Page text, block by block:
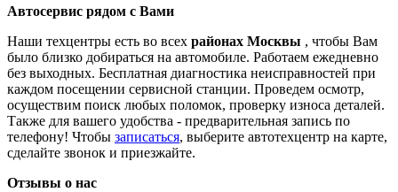
Автосервис рядом с Вами
Наши техцентры есть во всех районах Москвы , чтобы Вам
было близко добираться на автомобиле. Работаем ежедневно
без выходных. Бесплатная диагностика неисправностей при
каждом посещении сервисной станции. Проведем осмотр,
осуществим поиск любых поломок, проверку износа деталей.
Также для вашего удобства - предварительная запись по
телефону! Чтобы записаться, выберите автотехцентр на карте,
сделайте звонок и приезжайте.
Отзывы о нас